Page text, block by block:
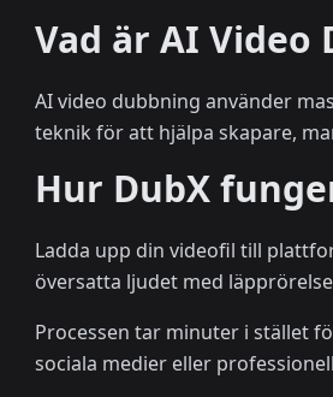
Vad är AI Video
AI video dubbning använder
teknik för att hjälpa skapare,
Hur DubX
Ladda upp din videofil till
översatta ljudet med
Processen tar minuter i stället
sociala medier eller